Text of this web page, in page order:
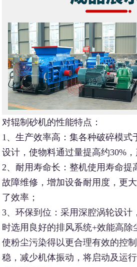
对辊制砂机的性能特点：
1、生产效率高：集各种破碎模式
设计，使物料通过量提高约30%，
2、耐用寿命长：整机使用寿命提
故障维修，增加设备耐用度，更
了效率；
3、环保到位：采用深腔涡轮设计
时选用良好的排风系统+效能高除
使粉尘污染得以更合理有效的控
稳，减少机体振动，将启动及运